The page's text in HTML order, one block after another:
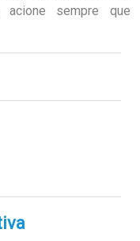
sempre que